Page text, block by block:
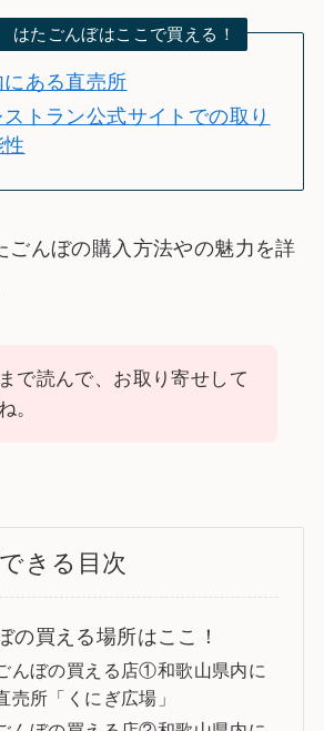
たごんぼはここで買える！
ある直売所
トラン公式サイトでの取り
ごんぼの購入方法やの魅力を詳
で読んで、お取り寄せして
。
きる目次
の買える場所はここ！
んぼの買える店①和歌山県内に
売所「くにぎ広場」